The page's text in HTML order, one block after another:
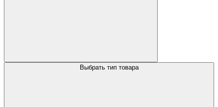
Выбрать тип товара